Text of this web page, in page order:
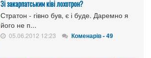
Зі закарпатським ківі лохотрон?
Стратон - гівно був, є і буде. Даремно я
його не п...
05.06.2012 12:23 Коменарів - 49